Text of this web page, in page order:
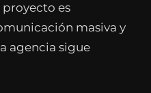
proyecto es
masiva y
agencia sigue